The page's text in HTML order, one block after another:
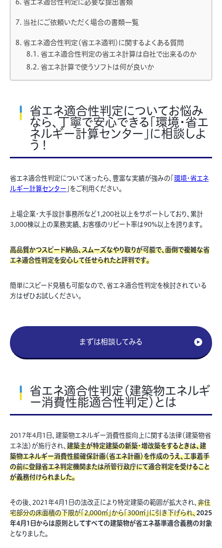
省エネ適合性判定に必要な提出書類
当社にご依頼いただく場合の書類一覧
省エネ適合性判定（省エネ適判）に関するよくある質問
省エネ適合性判定の省エネ計算は自社で出来るのか
省エネ計算で使うソフトは何が良いか
省エネ適合性判定についてお悩み
なら、丁寧で安心できる「環境・省エ
ネルギー計算センター」に相談しよ
う！
省エネ適合性判定について迷ったら、豊富な実績が強みの「 環境・省エネ
ルギー計算センター 」をご利用ください。
上場企業・大手設計事務所など1,200社以上をサポートしており、累計
3,000棟以上の業務実績、お客様のリピート率は90%以上を誇ります。
高品質かつスピード納品、スムーズなやり取りが可能で、面倒で複雑な省
エネ適合性判定を安心して任せられたと評判です。
簡単にスピード見積も可能なので、省エネ適合性判定を検討されている
方はぜひお試しください。
まずは相談してみる
省エネ適合性判定（建築物エネルギ
ー消費性能適合性判定）とは
2017年4月1日、建築物エネルギー消費性能向上に関する法律（建築物省
エネ法）が施行され、 建築主が特定建築の新築・増改築をするときは、建
築物エネルギー消費性能確保計画（省エネ計画）を作成のうえ、工事着手
の前に登録省エネ判定機関または所管行政庁にて適合判定を受けること
が義務付けられました。
その後、2021年4月1日の法改正により特定建築の範囲が拡大され、 非住
宅部分の床面積の下限が「2,000㎡」から「300㎡」に引き下げられ、2025
年4月1日からは原則としてすべての建築物が省エネ基準適合義務の対象
となりました。